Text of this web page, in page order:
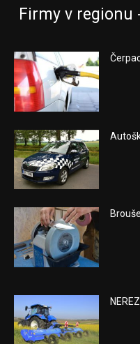
Firmy v regionu